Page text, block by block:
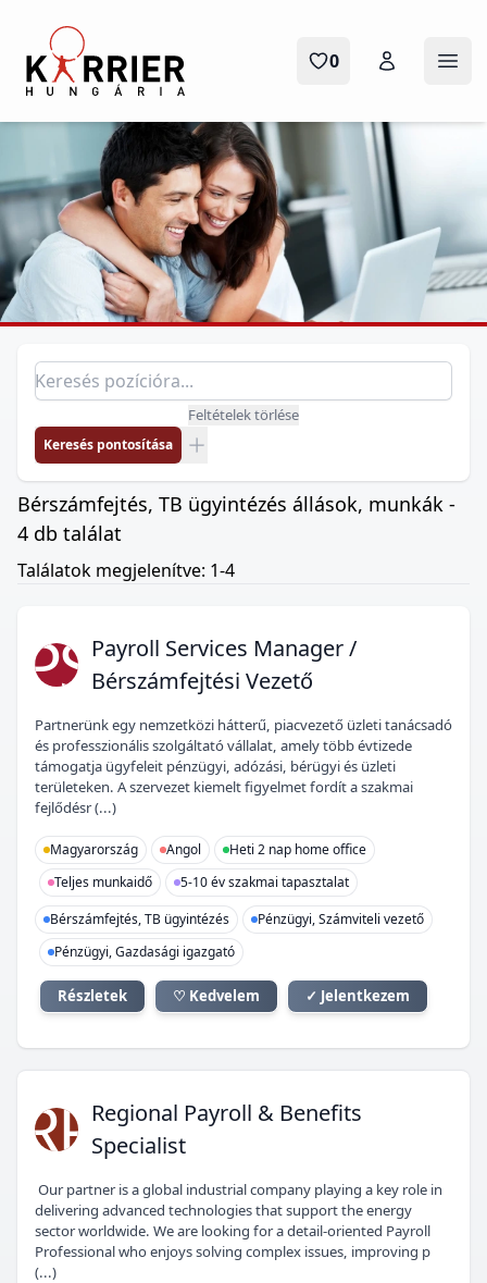
Karrier Hungária
0
Pozíció keresés
Feltételek törlése
Keresés pontosítása
Bérszámfejtés, TB ügyintézés állások, munkák -
4 db találat
Találatok megjelenítve: 1-4
PS Payroll Services Manager /
Bérszámfejtési Vezető
Partnerünk egy nemzetközi hátterű, piacvezető üzleti tanácsadó
és professzionális szolgáltató vállalat, amely több évtizede
támogatja ügyfeleit pénzügyi, adózási, bérügyi és üzleti
területeken. A szervezet kiemelt figyelmet fordít a szakmai
fejlődésr (...)
Magyarország Angol
Heti 2 nap home office
Teljes munkaidő
5-10 év szakmai tapasztalat
Bérszámfejtés, TB ügyintézés
Pénzügyi, Számviteli vezető
Pénzügyi, Gazdasági igazgató
Részletek ♡ Kedvelem ✓ Jelentkezem
RPRegional Payroll & Benefits
Specialist
Our partner is a global industrial company playing a key role in
delivering advanced technologies that support the energy
sector worldwide. We are looking for a detail-oriented Payroll
Professional who enjoys solving complex issues, improving p
(...)